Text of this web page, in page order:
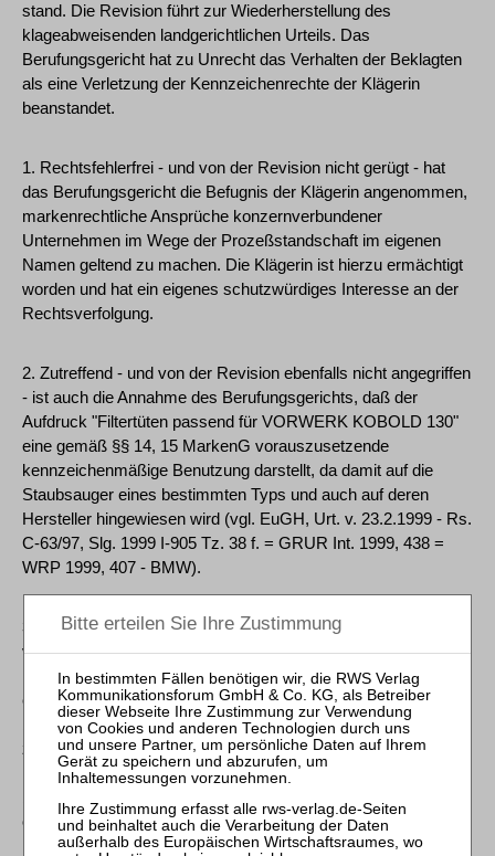
stand. Die Revision führt zur Wiederherstellung des
klageabweisenden landgerichtlichen Urteils. Das
Berufungsgericht hat zu Unrecht das Verhalten der Beklagten
als eine Verletzung der Kennzeichenrechte der Klägerin
beanstandet.
1. Rechtsfehlerfrei - und von der Revision nicht gerügt - hat
das Berufungsgericht die Befugnis der Klägerin angenommen,
markenrechtliche Ansprüche konzernverbundener
Unternehmen im Wege der Prozeßstandschaft im eigenen
Namen geltend zu machen. Die Klägerin ist hierzu ermächtigt
worden und hat ein eigenes schutzwürdiges Interesse an der
Rechtsverfolgung.
2. Zutreffend - und von der Revision ebenfalls nicht angegriffen
- ist auch die Annahme des Berufungsgerichts, daß der
Aufdruck "Filtertüten passend für VORWERK KOBOLD 130"
eine gemäß §§ 14, 15 MarkenG vorauszusetzende
kennzeichenmäßige Benutzung darstellt, da damit auf die
Staubsauger eines bestimmten Typs und auch auf deren
Hersteller hingewiesen wird (vgl. EuGH, Urt. v. 23.2.1999 - Rs.
C-63/97, Slg. 1999 I-905 Tz. 38 f. = GRUR Int. 1999, 438 =
WRP 1999, 407 - BMW).
3. Ob die Annahme des Berufungsgerichts, die Beklagte habe
von der Klägerin in den Rechtsstreit eingeführte geschützte
Kennzeichen identisch benutzt, zutrifft oder ob dem
entgegensteht, daß der Verkehr die von der Beklagten
benutzte Bezeichnung "VORWERK KOBOLD 130" nicht
zergliedernd, sondern in ihrer Gesamtheit betrachtet und
insoweit von einem - wenn auch aus mehreren Bestandteilen
offenbleiben. Ebensowenig bedarf es der abschließenden
Klärung, ob und inwieweit mit dem Berufungsgericht im